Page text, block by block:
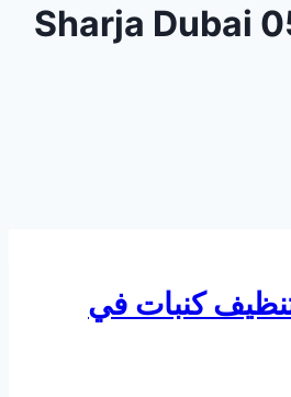
كنبات في